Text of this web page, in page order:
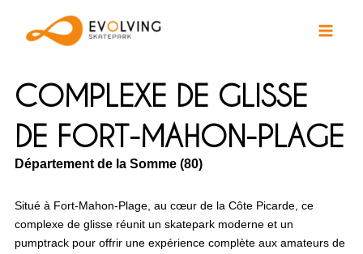
COMPLEXE DE GLISSE
DE FORT-MAHON-PLAGE
Département de la Somme (80)
Situé à Fort-Mahon-Plage, au cœur de la Côte Picarde, ce
complexe de glisse réunit un skatepark moderne et un
pumptrack pour offrir une expérience complète aux amateurs de